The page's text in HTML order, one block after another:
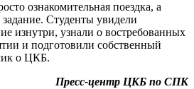
ознакомительная поездка, а
Студенты увидели
изнутри, узнали о востребованных
и подготовили собственный
о ЦКБ.
Пресс-центр ЦКБ по СПК